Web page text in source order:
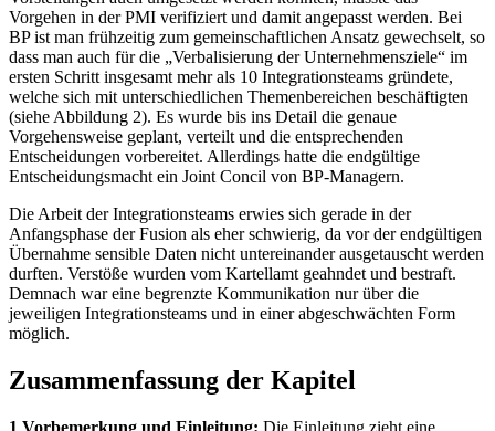
Vorgehen in der PMI verifiziert und damit angepasst werden. Bei
BP ist man frühzeitig zum gemeinschaftlichen Ansatz gewechselt, so
dass man auch für die „Verbalisierung der Unternehmensziele“ im
ersten Schritt insgesamt mehr als 10 Integrationsteams gründete,
welche sich mit unterschiedlichen Themenbereichen beschäftigten
(siehe Abbildung 2). Es wurde bis ins Detail die genaue
Vorgehensweise geplant, verteilt und die entsprechenden
Entscheidungen vorbereitet. Allerdings hatte die endgültige
Entscheidungsmacht ein Joint Concil von BP-Managern.
Die Arbeit der Integrationsteams erwies sich gerade in der
Anfangsphase der Fusion als eher schwierig, da vor der endgültigen
Übernahme sensible Daten nicht untereinander ausgetauscht werden
durften. Verstöße wurden vom Kartellamt geahndet und bestraft.
Demnach war eine begrenzte Kommunikation nur über die
jeweiligen Integrationsteams und in einer abgeschwächten Form
möglich.
Zusammenfassung der Kapitel
1 Vorbemerkung und Einleitung: Die Einleitung zieht eine